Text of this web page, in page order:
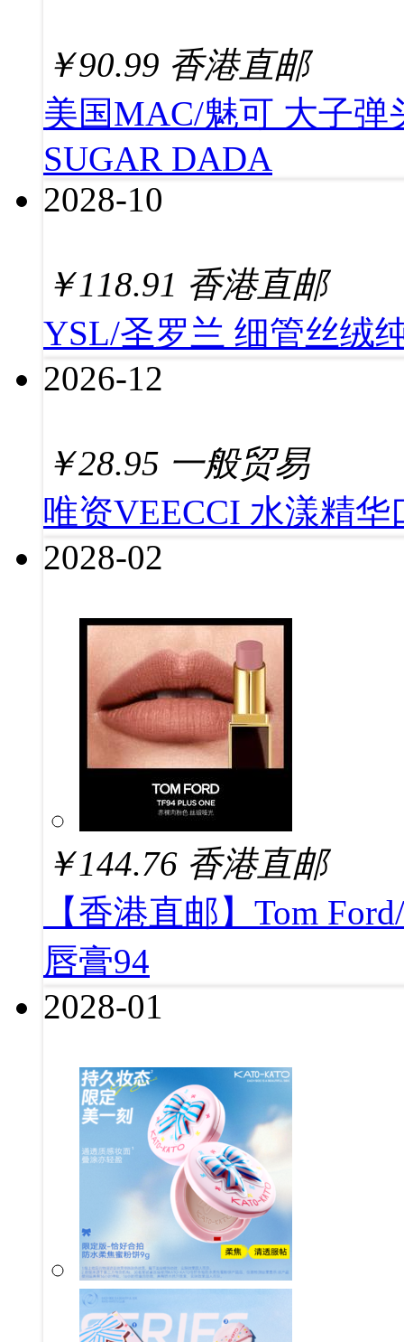
￥90.99 香港直邮
美国MAC/魅可 大子弹
SUGAR DADA
2028-10
￥118.91 香港直邮
YSL/圣罗兰 细管丝绒
2026-12
￥28.95 一般贸易
唯资VEECCI 水漾精
2028-02
￥144.76 香港直邮
【香港直邮】Tom
唇膏94
2028-01